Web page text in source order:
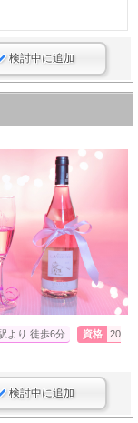
検討中に追加
より 徒歩6分 資格
20
検討中に追加